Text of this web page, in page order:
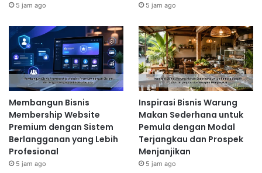
5 jam ago 5 jam ago
Membangun Bisnis
Membership Website
Premium dengan Sistem
Berlangganan yang Lebih
Profesional
5 jam ago
Inspirasi Bisnis Warung
Makan Sederhana untuk
Pemula dengan Modal
Terjangkau dan Prospek
Menjanjikan
5 jam ago